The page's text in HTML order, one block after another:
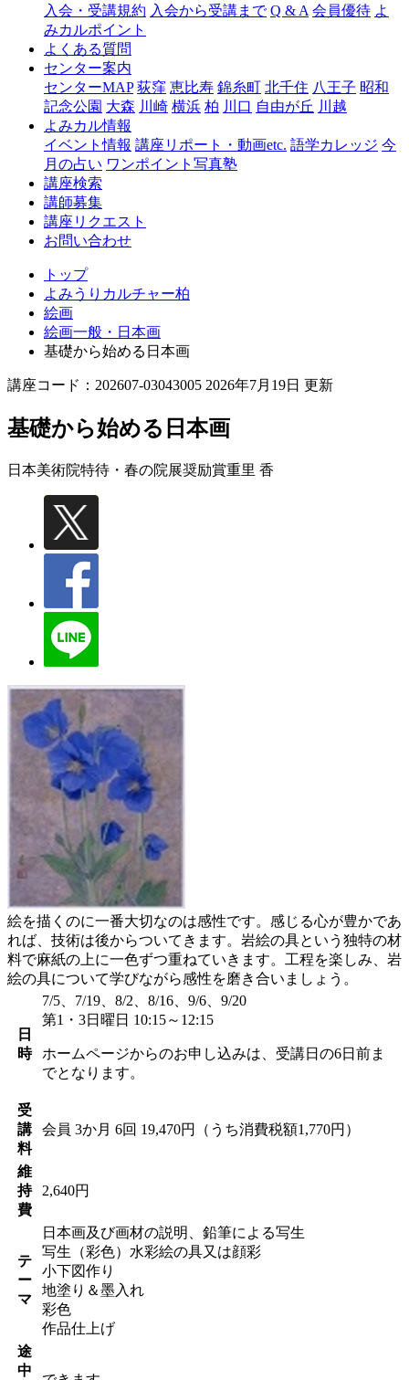
ャ
入会・受講規約 入会から受講まで Q & A 会員優待 よ
みカルポイント
よくある質問
センター案内
センターMAP 荻窪 恵比寿 錦糸町 北千住 八王子 昭和
記念公園 大森 川崎 横浜 柏 川口 自由が丘 川越
よみカル情報
イベント情報 講座リポート・動画etc. 語学カレッジ 今
月の占い ワンポイント写真塾
講座検索
講師募集
講座リクエスト
お問い合わせ
トップ
よみうりカルチャー柏
絵画
絵画一般・日本画
基礎から始める日本画
講座コード：202607-03043005 2026年7月19日 更新
基礎から始める日本画
日本美術院特待・春の院展奨励賞重里 香
絵を描くのに一番大切なのは感性です。感じる心が豊かであ
れば、技術は後からついてきます。岩絵の具という独特の材
料で麻紙の上に一色ずつ重ねていきます。工程を楽しみ、岩
絵の具について学びながら感性を磨き合いましょう。
日
時
7/5、7/19、8/2、8/16、9/6、9/20
第1・3日曜日 10:15～12:15
ホームページからのお申し込みは、受講日の6日前ま
でとなります。
受
講
料
会員 3か月 6回 19,470円（うち消費税額1,770円）
維
持
費
2,640円
テ
ー
マ
日本画及び画材の説明、鉛筆による写生
写生（彩色）水彩絵の具又は顔彩
小下図作り
地塗り＆墨入れ
彩色
作品仕上げ
途
中